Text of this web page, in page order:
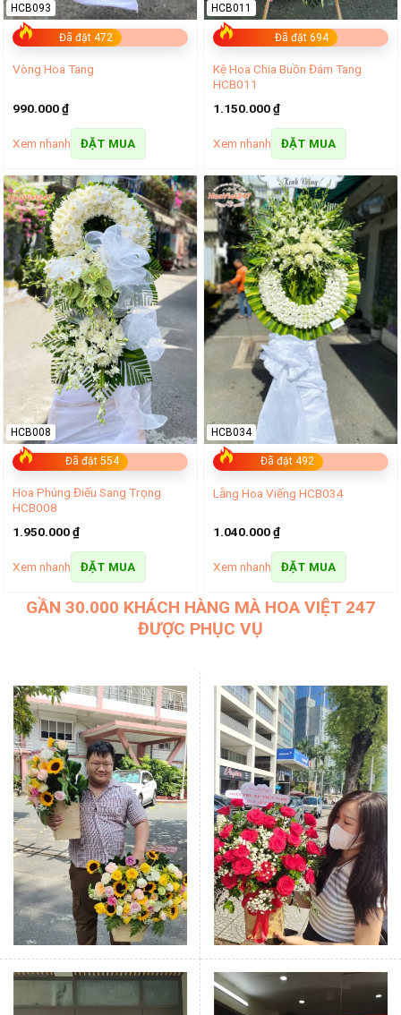
Đã đặt 472
HCB093
Vòng Hoa Tang
990.000₫
Xem nhanh ĐẶT MUA
Đã đặt 694
HCB011
Kệ Hoa Chia Buồn Đám Tang
HCB011
1.150.000₫
Xem nhanh ĐẶT MUA
Đã đặt 554
HCB008
Hoa Phúng Điếu Sang Trọng
HCB008
1.950.000₫
Xem nhanh ĐẶT MUA
Đã đặt 492
HCB034
Lẵng Hoa Viếng HCB034
1.040.000₫
Xem nhanh ĐẶT MUA
GẦN 30.000 KHÁCH HÀNG MÀ HOA VIỆT 247
ĐƯỢC PHỤC VỤ